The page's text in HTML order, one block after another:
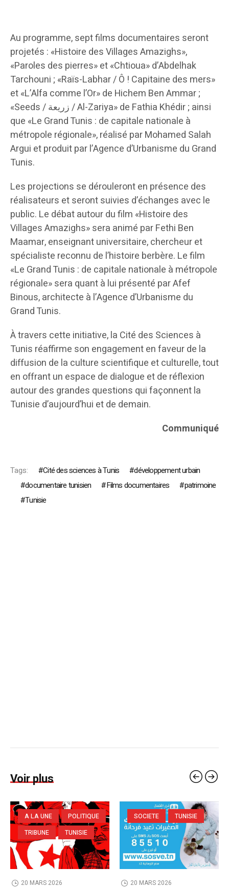
Au programme, sept films documentaires seront
projetés : «Histoire des Villages Amazighs»,
«Paroles des pierres» et «Chtioua» d’Abdelhak
Tarchouni ; «Raïs-Labhar / Ô ! Capitaine des mers»
et «L’Alfa comme l’Or» de Hichem Ben Ammar ;
«Seeds / زريعة / Al-Zariya» de Fathia Khédir ; ainsi
que «Le Grand Tunis : de capitale nationale à
métropole régionale», réalisé par Mohamed Salah
Argui et produit par l’Agence d’Urbanisme du Grand
Tunis.
Les projections se dérouleront en présence des
réalisateurs et seront suivies d’échanges avec le
public. Le débat autour du film «Histoire des
Villages Amazighs» sera animé par Fethi Ben
Maamar, enseignant universitaire, chercheur et
spécialiste reconnu de l’histoire berbère. Le film
«Le Grand Tunis : de capitale nationale à métropole
régionale» sera quant à lui présenté par Afef
Binous, architecte à l’Agence d’Urbanisme du
Grand Tunis.
À travers cette initiative, la Cité des Sciences à
Tunis réaffirme son engagement en faveur de la
diffusion de la culture scientifique et culturelle, tout
en offrant un espace de dialogue et de réflexion
autour des grandes questions qui façonnent la
Tunisie d’aujourd’hui et de demain.
Communiqué
Tags: Cité des sciences à Tunis
développement urbain
documentaire tunisien
Films documentaires
patrimoine
Tunisie
Voir plus
A LA UNE
POLITIQUE
TRIBUNE
TUNISIE
20 MARS 2026
SOCIETE TUNISIE
20 MARS 2026